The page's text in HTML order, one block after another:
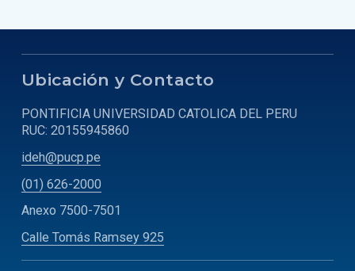
Ubicación y Contacto
PONTIFICIA UNIVERSIDAD CATOLICA DEL PERU
RUC: 20155945860
ideh@pucp.pe
(01) 626-2000
Anexo 7500-7501
Calle Tomás Ramsey 925